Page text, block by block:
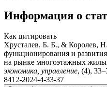
Информация о
Как цитировать
Хрусталев, Б. Б., & Королев,
функционирования и
на рынке многоэтажных
экономика, управление, (4),
8412-2024-4-33-37